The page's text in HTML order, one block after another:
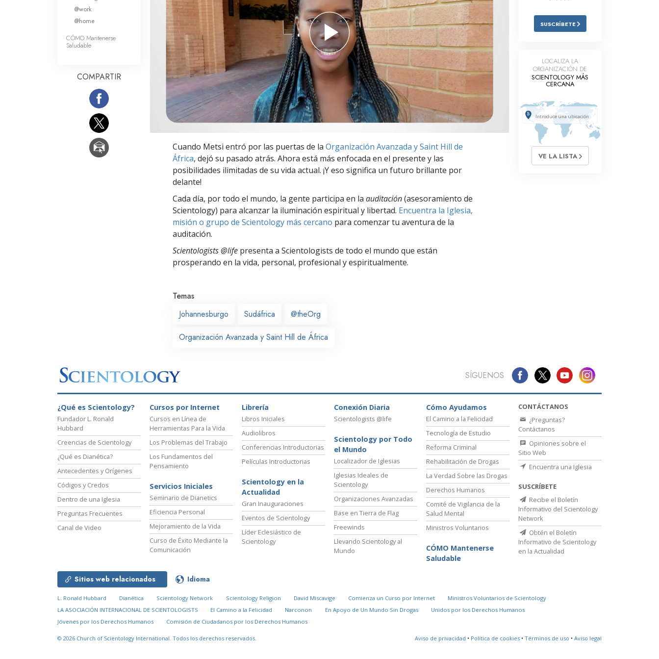
Amor y Odio: ¿Qué es Grandeza?
Respuestas a las Drogas
Herramientas para el Entorno Laboral
La Ética y las
Condiciones
La Causa de la Supresión
Investigaciones
Los Fundamentos de la Organización
Los Fundamentos de las Relaciones
Cuando Metsi entró por las puertas de la Organización Avanzada y Saint Hill de
África, dejó su pasado atrás. Ahora está más enfocada en el presente y las
posibilidades ilimitadas de su vida actual. ¡Y eso significa un futuro brillante por
delante!
Cada día, por todo el mundo, la gente participa en la auditación(asesoramiento de
Scientology) para alcanzar la iluminación espiritual y libertad. Encuentra la Iglesia,
misión o grupo de Scientology más cercano para comenzar tu aventura de la
auditación.
Scientologists @life presenta a Scientologists de todo el mundo que están
prosperando en la vida, personal, profesional y espiritualmente.
Temas
Johannesburgo
Sudáfrica @theOrg
Organización Avanzada y Saint Hill de África
@work
@home
CÓMO Mantenerse
Saludable
COMPARTIR
SUSCRÍBETE
LOCALIZA LA
ORGANIZACIÓN DE
SCIENTOLOGY MÁS
CERCANA
VE LA LISTA
SÍGUENOS
¿Qué es Scientology?
Fundador L. Ronald
Hubbard
Creencias de Scientology
¿Qué es Dianética?
Antecedentes y Orígenes
Códigos y Credos
Dentro de una Iglesia
Preguntas Frecuentes
Canal de Video
Cursos por Internet
Cursos en Línea de
Herramientas Para la Vida
Los Problemas del Trabajo
Los Fundamentos del
Pensamiento
Servicios Iniciales
Seminario de Dianetics
Eficiencia Personal
Mejoramiento de la Vida
Curso de Éxito Mediante la
Comunicación
Librería
Libros Iniciales
Audiolibros
Conferencias Introductorias
Películas Introductorias
Scientology en la
Actualidad
Gran Inauguraciones
Eventos de Scientology
Líder Eclesiástico de
Scientology
Conexión Diaria
Scientologists @life
Scientology por Todo
el Mundo
Localizador de Iglesias
Iglesias Ideales de
Scientology
Organizaciones Avanzadas
Base en Tierra de Flag
Freewinds
Llevando Scientology al
Mundo
Cómo Ayudamos
El Camino a la Felicidad
Tecnología de Estudio
Reforma Criminal
Rehabilitación de Drogas
La Verdad Sobre las Drogas
Derechos Humanos
Comité de Vigilancia de la
Salud Mental
Ministros Voluntarios
CÓMO Mantenerse
Saludable
CONTÁCTANOS
¿Preguntas?
Contáctanos
Opiniones sobre el
Sitio Web
Encuentra una Iglesia
SUSCRÍBETE
Recibe el Boletín
Informativo del Scientology
Network
Obtén el Boletín
Informativo de Scientology
en la Actualidad
Sitios web relacionados Idioma
L. Ronald Hubbard Dianética Scientology Network Scientology Religion David Miscavige Comienza un Curso por Internet
Ministros Voluntarios de Scientology
LA ASOCIACIÓN INTERNACIONAL DE SCIENTOLOGISTS
El Camino a la Felicidad Narconon En Apoyo de Un Mundo Sin Drogas
Unidos por los Derechos Humanos
Jóvenes por los Derechos Humanos
Comisión de Ciudadanos por los Derechos Humanos
© 2026 Church of Scientology International. Todos los derechos reservados. Aviso de privacidad • Política de cookies • Términos de uso • Aviso legal